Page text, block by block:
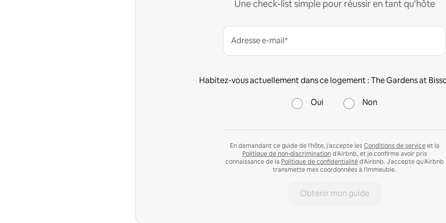
Une check-list simple pour réussir en tant qu'hôte
Adresse e-mail*
Habitez-vous actuellement dans ce logement : The Gardens at
Oui Non
En demandant ce guide de l'hôte, j'accepte les Conditions de serviceet la
Politique de non-discrimination d'Airbnb, et je confirme avoir pris
connaissance de la Politique de confidentialitéd'Airbnb. J'accepte qu'Airbnb
transmette mes coordonnées à l'immeuble.
Obtenir mon guide